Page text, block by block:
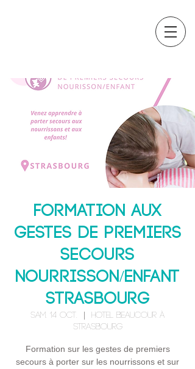
Formation aux
gestes de premiers
secours
Nourrisson/Enfant
STRASBOURG
sam. 14 oct.
Hotel BEAUCOUR à
Strasbourg
Formation sur les gestes de premiers
secours à porter sur les nourrissons et sur